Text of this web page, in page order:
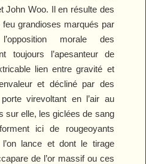
John Woo. Il en résulte des
grandioses marqués par
morale des
toujours l’apesanteur de
lien entre gravité et
et décliné par des
virevoltant en l’air au
sur elle, les giclées de sang
ici de rougeoyants
lance et dont le tirage
de l’or massif ou ces